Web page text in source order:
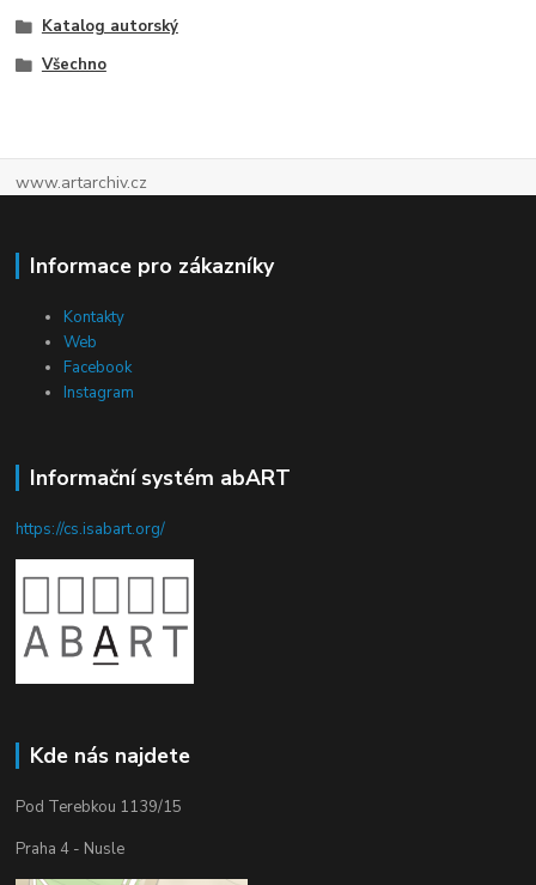
Katalog autorský
Všechno
www.artarchiv.cz
Informace pro zákazníky
Kontakty
Web
Facebook
Instagram
Informační systém abART
https://cs.isabart.org/
Kde nás najdete
Pod Terebkou 1139/15
Praha 4 - Nusle